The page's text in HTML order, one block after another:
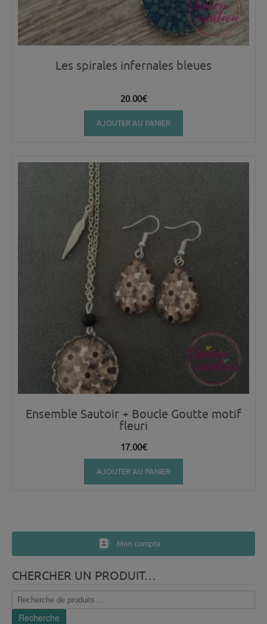
Les spirales infernales bleues
20.00€
AJOUTER AU PANIER
Ensemble Sautoir + Boucle Goutte motif
fleuri
17.00€
AJOUTER AU PANIER
Mon compte
CHERCHER UN PRODUIT…
Recherche
pour :
Recherche